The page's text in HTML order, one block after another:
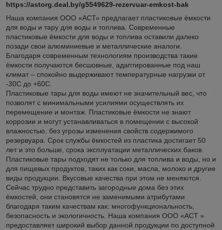
https://astorg.deal.by/g5549629-rezervuar-emkost-bak
Наша компания ООО «АСТ» предлагает пластиковые ёмкости
для воды и тару для воды и топлива. Современные
пластиковые ёмкости для воды и топлива оставили далеко
позади свои алюминиевые и металлические аналоги.
Благодаря современным технологиям производства такие
ёмкости получаются бесшовные, адаптированные под наш
климат – спокойно выдерживают температурные нагрузки от
-30С до +60С.
Пластиковые тары для воды имеют не значительный вес, что
позволят с минимальными усилиями осуществлять их
перемещение и монтаж. Пластиковые ёмкости не знают
коррозии и могут устанавливаться в помещении с высокой
влажностью, без угрозы изменения свойств содержимого
резервуара. Срок службы ёмкостей из пластика достигает 50
лет и это больше, срока эксплуатации металлических баков.
Пластиковые тары подходят не только для топлива и воды, но и
для пищевых продуктов, таких как соки, масла, молоко и другие
виды продукции. Вкусовые качества при этом не меняются.
Сейчас трудно представить загородные дома без этих
ёмкостей, они становятся не заменимыми атрибутами
благодаря таким качествам как: многофункциональность,
безопасность и экологичность. Наша компания ООО «АСТ »
предоставляет широкий выбор данной продукции по доступной